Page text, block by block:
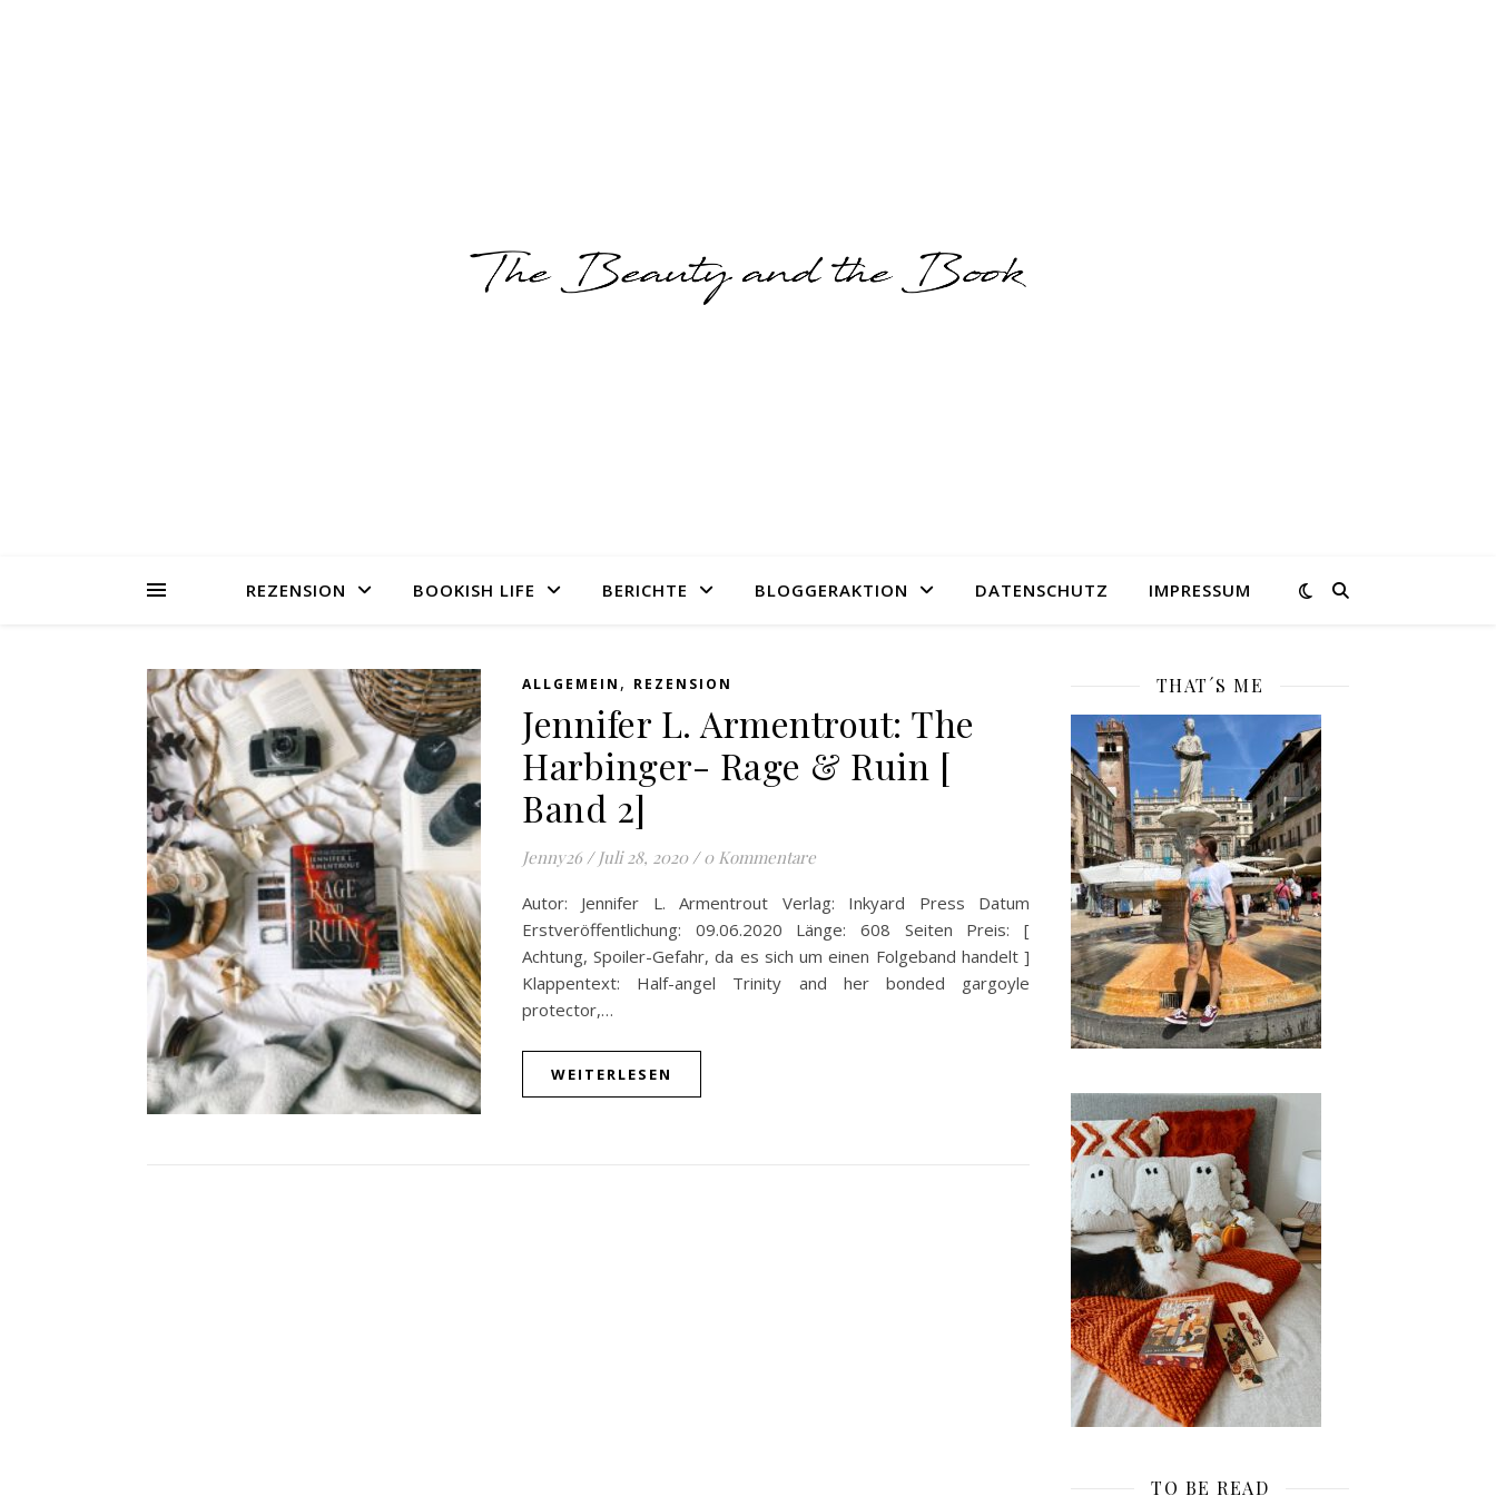
REZENSION BOOKISH LIFE BERICHTE BLOGGERAKTION DATENSCHUTZ IMPRESSUM
ALLGEMEIN , REZENSION
Jennifer L. Armentrout: The
Harbinger- Rage & Ruin [
Band 2]
Jenny26 / Juli 28, 2020 / 0 Kommentare
Autor: Jennifer L. Armentrout Verlag: Inkyard Press Datum
Erstveröffentlichung: 09.06.2020 Länge: 608 Seiten Preis: [
Achtung, Spoiler-Gefahr, da es sich um einen Folgeband handelt ]
Klappentext: Half-angel Trinity and her bonded gargoyle
protector,…
WEITERLESEN
THAT´S ME
TO BE READ